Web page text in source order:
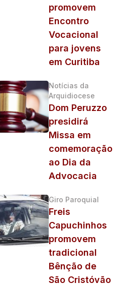
promovem
Encontro
Vocacional
para jovens
em Curitiba
Notícias da
Arquidiocese
Dom Peruzzo
presidirá
Missa em
comemoração
ao Dia da
Advocacia
Giro Paroquial
Freis
Capuchinhos
promovem
tradicional
Bênção de
São Cristóvão